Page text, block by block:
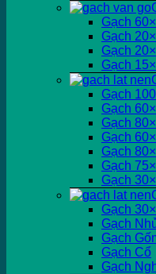
Gạch
Gạch
Gạch
Gạch
Gạch
Gạch
Gạch
Gạch
Gạch
Gạch
Gạch
Gạch
Gạch
Gạch
Gạch Cổ
Gạch